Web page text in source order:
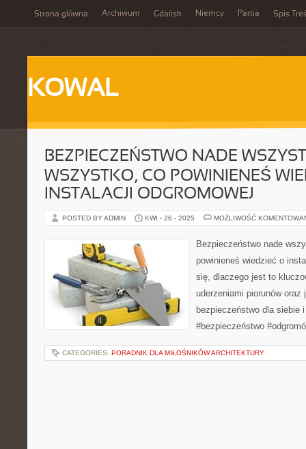
Strona główna Archiwum Gdańsk Niemcy Partia Spis
KOWAL
BEZPIECZEŃSTWO NADE
WSZYSTKO, CO POWINIENEŚ
INSTALACJI ODGROMOWEJ
POSTED BY ADMIN KWI - 26 - 2025 MOŻLIWOŚĆ
Bezpieczeństwo nade
powinieneś wiedzieć o
się, dlaczego jest to
uderzeniami piorunów oraz
bezpieczeństwo dla
#bezpieczeństwo
CATEGORIES: PORADNIK DLA MIŁOŚNIKÓW ARCHITEKTURY